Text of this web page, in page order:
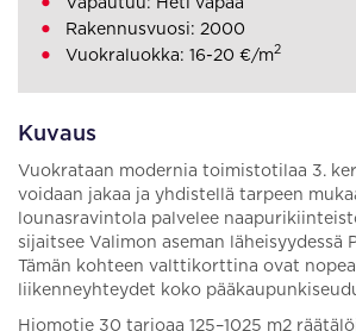
Kuvaus
Vuokrataan modernia toimistotilaa 3.
voidaan jakaa ja yhdistellä tarpeen
lounasravintola palvelee
sijaitsee Valimon aseman läheisyydessä
Tämän kohteen valttikorttina ovat
liikenneyhteydet koko
Hiomotie 30 tarjoaa 125–1025 m2
Vapautuu: Heti vapaa
Rakennusvuosi: 2000
Vuokraluokka: 16-20 €/m2